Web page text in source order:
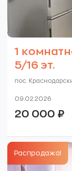
1
5/16 эт.
пос.
09.02.2026
20 000 ₽
Распродажа!